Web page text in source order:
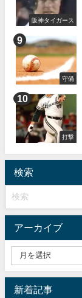
阪神タイガース
守備
打撃
検索
アーカイブ
新着記事